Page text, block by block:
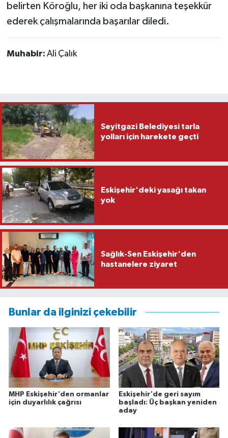
belirten Köroğlu, her iki oda başkanına teşekkür
ederek çalışmalarında başarılar diledi.
Muhabir: Ali Çalık
Seyitgazi Belediyesi tarla
yolları için harekete geçti
Eskişehir'deki yasağı takan
yok
Sağlık-Sen Eskişehir'den
hastanelere ziyaret
Bunlar da ilginizi çekebilir
MHP Eskişehir'den ormanlar
için duyarlılık çağrısı
Eskişehir'de geri sayım
başladı: Üç başkan yeniden
aday